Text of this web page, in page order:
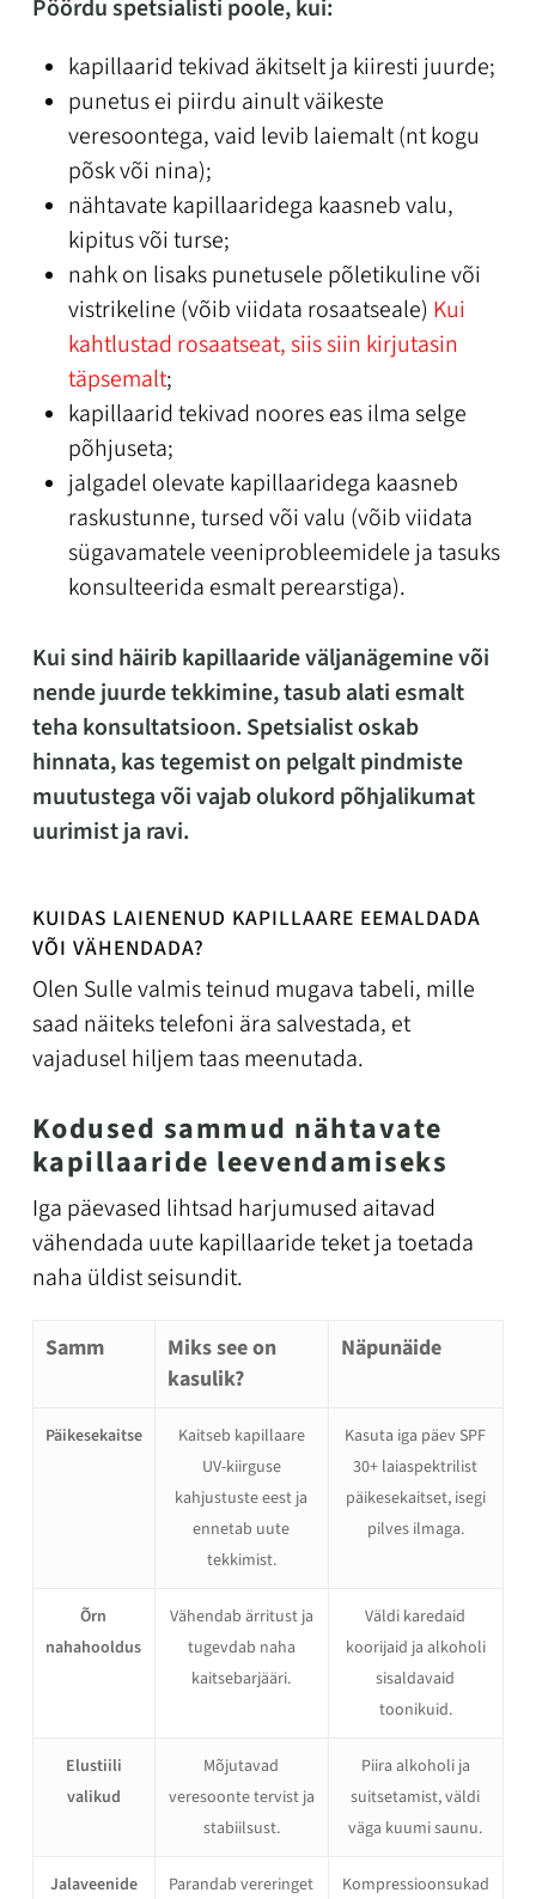
Pöördu spetsialisti poole, kui:
kapillaarid tekivad äkitselt ja kiiresti juurde;
punetus ei piirdu ainult väikeste
veresoontega, vaid levib laiemalt (nt kogu
põsk või nina);
nähtavate kapillaaridega kaasneb valu,
kipitus või turse;
nahk on lisaks punetusele põletikuline või
vistrikeline (võib viidata rosaatseale) Kui
kahtlustad rosaatseat, siis siin kirjutasin
täpsemalt;
kapillaarid tekivad noores eas ilma selge
põhjuseta;
jalgadel olevate kapillaaridega kaasneb
raskustunne, tursed või valu (võib viidata
sügavamatele veeniprobleemidele ja tasuks
konsulteerida esmalt perearstiga).
Kui sind häirib kapillaaride väljanägemine või
nende juurde tekkimine, tasub alati esmalt
teha konsultatsioon. Spetsialist oskab
hinnata, kas tegemist on pelgalt pindmiste
muutustega või vajab olukord põhjalikumat
uurimist ja ravi.
KUIDAS LAIENENUD KAPILLAARE EEMALDADA
VÕI VÄHENDADA?
Olen Sulle valmis teinud mugava tabeli, mille
saad näiteks telefoni ära salvestada, et
vajadusel hiljem taas meenutada.
Kodused sammud nähtavate
kapillaaride leevendamiseks
Iga päevased lihtsad harjumused aitavad
vähendada uute kapillaaride teket ja toetada
naha üldist seisundit.
Samm
Miks see on
kasulik?
Näpunäide
Päikesekaitse
Kaitseb kapillaare
UV-kiirguse
kahjustuste eest ja
ennetab uute
tekkimist.
Kasuta iga päev SPF
30+ laiaspektrilist
päikesekaitset, isegi
pilves ilmaga.
Õrn
nahahooldus
Vähendab ärritust ja
tugevdab naha
kaitsebarjääri.
Väldi karedaid
koorijaid ja alkoholi
sisaldavaid
toonikuid.
Elustiili
valikud
Mõjutavad
veresoonte tervist ja
stabiilsust.
Piira alkoholi ja
suitsetamist, väldi
väga kuumi saunu.
Jalaveenide Parandab vereringet Kompressioonsukad